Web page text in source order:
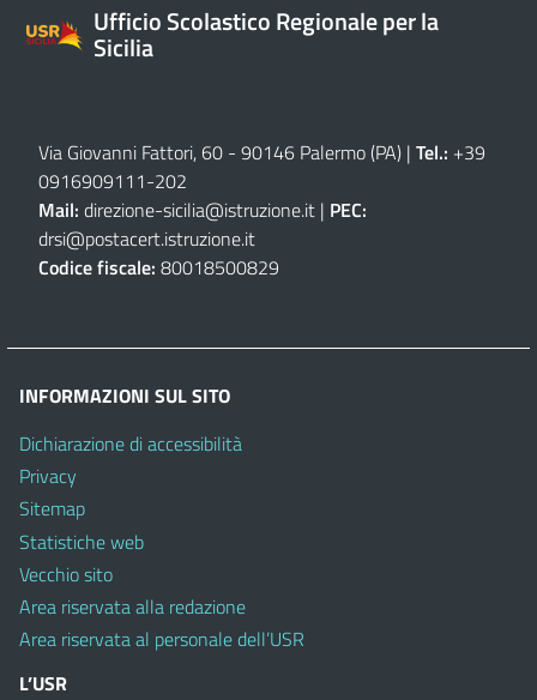
Ufficio Scolastico Regionale per la
Sicilia
Via Giovanni Fattori, 60 - 90146 Palermo (PA) | Tel.: +39
0916909111-202
Mail: direzione-sicilia@istruzione.it | PEC:
drsi@postacert.istruzione.it
Codice fiscale: 80018500829
INFORMAZIONI SUL SITO
Dichiarazione di accessibilità
Privacy
Sitemap
Statistiche web
Vecchio sito
Area riservata alla redazione
Area riservata al personale dell’USR
L’USR